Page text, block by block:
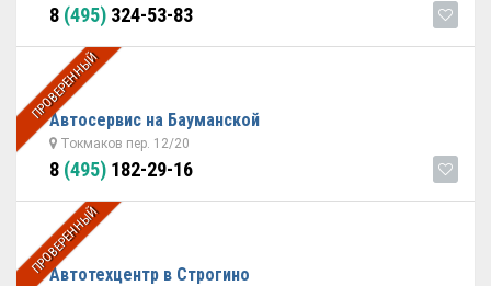
8 (495) 324-53-83
ПРОВЕРЕННЫЙ
Автосервис на Бауманской
Токмаков пер. 12/20
8 (495) 182-29-16
ПРОВЕРЕННЫЙ
Автотехцентр в Строгино